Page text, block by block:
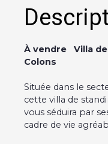
À vendre Villa
Colons
Située dans le
cette villa de
vous séduira par
cadre de vie